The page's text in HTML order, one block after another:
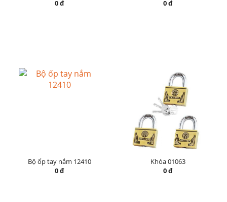
0 đ
0 đ
Bộ ốp tay nắm 12410
0 đ
Khóa 01063
0 đ